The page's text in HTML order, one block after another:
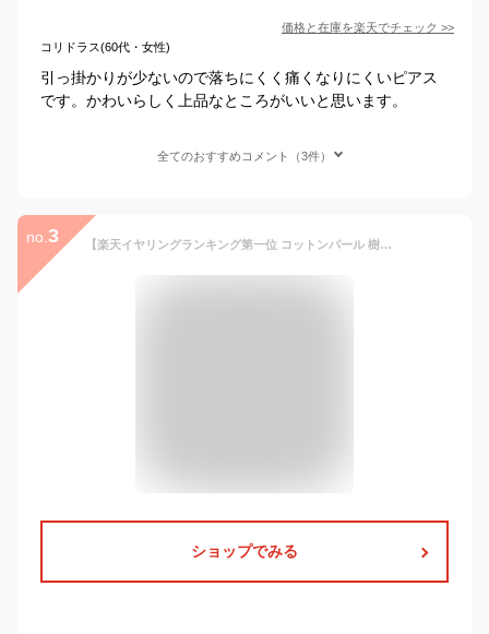
価格と在庫を楽天でチェック >>
コリドラス(60代・女性)
引っ掛かりが少ないので落ちにくく痛くなりにくいピアス
です。かわいらしく上品なところがいいと思います。
全てのおすすめコメント（3件）
no. 3 【楽天イヤリングランキング第一位 コットンパール 樹脂 ノンホールピアス R-days イヤリング アレルギー対応 金属アレルギー 軽い 痛くない ※「ゆうパケット」送料無料 アクセサリー アールデイズ レディース
ショップでみる